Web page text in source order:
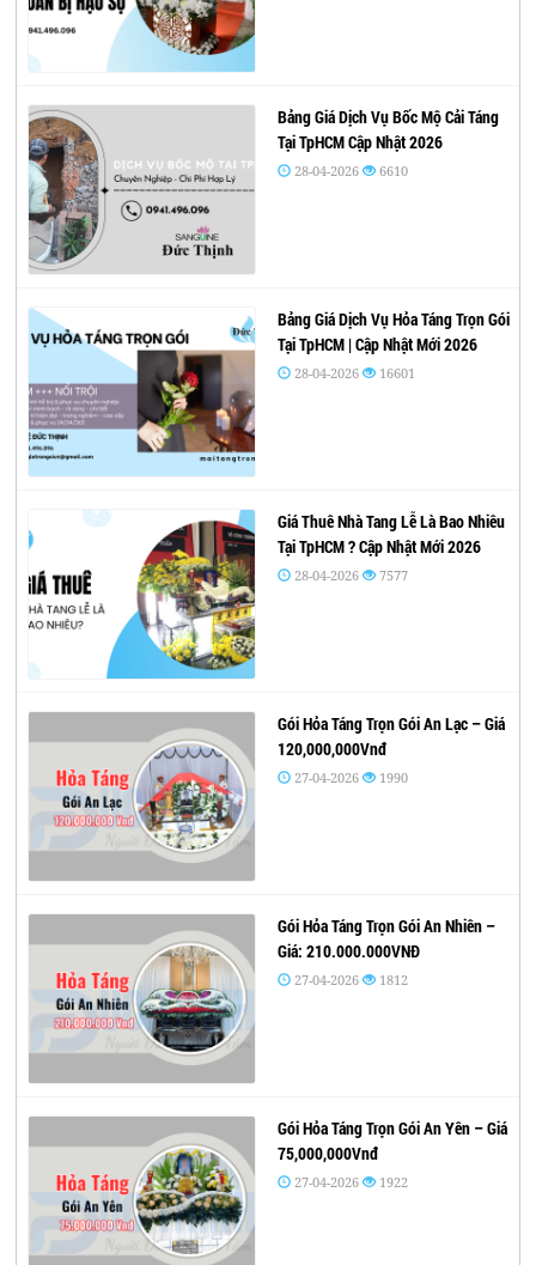
Bảng Giá Dịch Vụ Bốc Mộ Cải Táng
Tại TpHCM Cập Nhật 2026
28-04-2026 6610
Bảng Giá Dịch Vụ Hỏa Táng Trọn Gói
Tại TpHCM | Cập Nhật Mới 2026
28-04-2026 16601
Giá Thuê Nhà Tang Lễ Là Bao Nhiêu
Tại TpHCM ? Cập Nhật Mới 2026
28-04-2026 7577
Gói Hỏa Táng Trọn Gói An Lạc – Giá
120,000,000Vnđ
27-04-2026 1990
Gói Hỏa Táng Trọn Gói An Nhiên –
Giá: 210.000.000VNĐ
27-04-2026 1812
Gói Hỏa Táng Trọn Gói An Yên – Giá
75,000,000Vnđ
27-04-2026 1922